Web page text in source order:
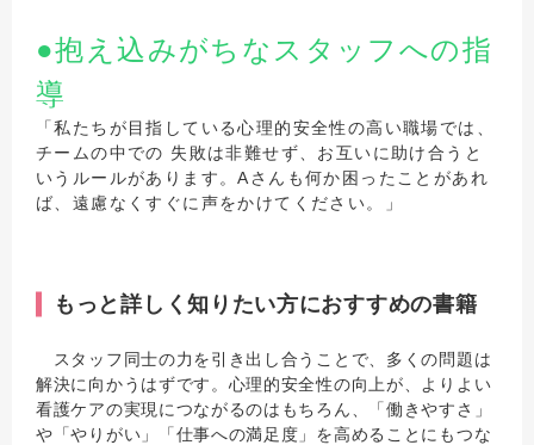
●抱え込みがちなスタッフへの指
導
「私たちが目指している心理的安全性の高い職場では、
チームの中での 失敗は非難せず、お互いに助け合うと
いうルールがあります。Aさんも何か困ったことがあれ
ば、遠慮なくすぐに声をかけてください。」
もっと詳しく知りたい方におすすめの書籍
スタッフ同士の力を引き出し合うことで、多くの問題は
解決に向かうはずです。心理的安全性の向上が、よりよい
看護ケアの実現につながるのはもちろん、「働きやすさ」
や「やりがい」「仕事への満足度」を高めることにもつな